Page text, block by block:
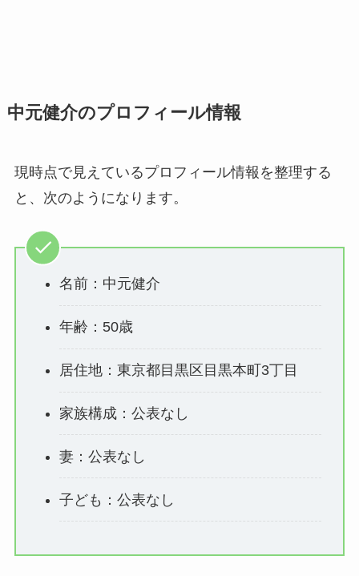
中元健介のプロフィール情報
現時点で見えているプロフィール情報を整理する
と、次のようになります。
名前：中元健介
年齢：50歳
居住地：東京都目黒区目黒本町3丁目
家族構成：公表なし
妻：公表なし
子ども：公表なし